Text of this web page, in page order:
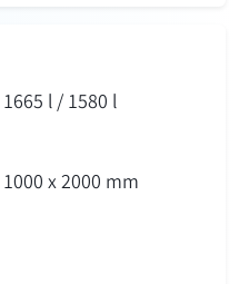
1665 l / 1580 l
1000 x 2000 mm